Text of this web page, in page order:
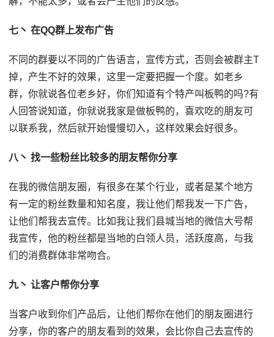
七丶 在QQ群上发布广告
不同的群要以不同的广告语言，宣传方式，否则会被群主T
掉，产生不好的效果，这里一定要把握一个度。如老乡
群，你就说各位老乡好，你们知道有个特产叫板鸭的吗?有
人回答说知道，你就说我家是做板鸭的，喜欢吃的朋友可
以联系我，然后就开始慢慢切入，这样效果会好很多。
八丶 找一些粉丝比较多的朋友帮你分享
在我的微信朋友圈，有很多在某个行业，或者是某个地方
有一定的粉丝数量和知名度，我让他们帮我发一下广告，
让他们帮我去宣传。比如我让我们县城当地的微信大号帮
我宣传，他的粉丝都是当地的白领人员，活跃度高，与我
们的消费群体非常吻合。
九丶 让客户帮你分享
当客户收到你们产品后，让他们帮你在他们的朋友圈进行
分享，你的客户的朋友看到的效果，会比你自己去宣传的